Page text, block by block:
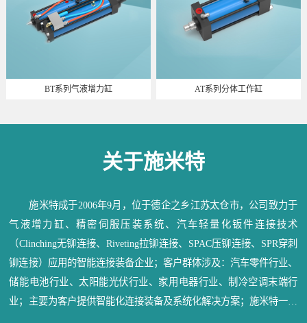
BT系列气液增力缸 AT系列分体工作缸
关于施米特
施米特成于2006年9月，位于德企之乡江苏太仓市，公司致力于
气液增力缸、精密伺服压装系统、汽车轻量化钣件连接技术
（Clinching无铆连接、Riveting拉铆连接、SPAC压铆连接、SPR穿刺
铆连接）应用的智能连接装备企业；客户群体涉及：汽车零件行业、
储能电池行业、太阳能光伏行业、家用电器行业、制冷空调末端行
业；主要为客户提供智能化连接装备及系统化解决方案；施米特一直